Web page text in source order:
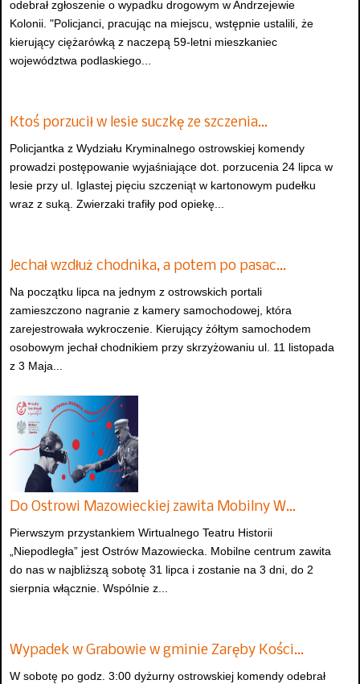
odebrał zgłoszenie o wypadku drogowym w Andrzejewie
Kolonii. "Policjanci, pracując na miejscu, wstępnie ustalili, że
kierujący ciężarówką z naczepą 59-letni mieszkaniec
województwa podlaskiego...
Ktoś porzucił w lesie suczkę ze szczenia…
Policjantka z Wydziału Kryminalnego ostrowskiej komendy
prowadzi postępowanie wyjaśniające dot. porzucenia 24 lipca w
lesie przy ul. Iglastej pięciu szczeniąt w kartonowym pudełku
wraz z suką. Zwierzaki trafiły pod opiekę...
Jechał wzdłuż chodnika, a potem po pasac…
Na początku lipca na jednym z ostrowskich portali
zamieszczono nagranie z kamery samochodowej, która
zarejestrowała wykroczenie. Kierujący żółtym samochodem
osobowym jechał chodnikiem przy skrzyżowaniu ul. 11 listopada
z 3 Maja...
Do Ostrowi Mazowieckiej zawita Mobilny W…
Pierwszym przystankiem Wirtualnego Teatru Historii
„Niepodległa” jest Ostrów Mazowiecka. Mobilne centrum zawita
do nas w najbliższą sobotę 31 lipca i zostanie na 3 dni, do 2
sierpnia włącznie. Wspólnie z...
Wypadek w Grabowie w gminie Zaręby Kości…
W sobotę po godz. 3:00 dyżurny ostrowskiej komendy odebrał